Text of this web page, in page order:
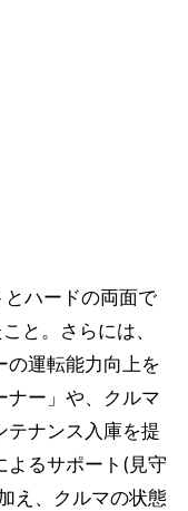
ハードの両面で
と。さらには、
の運転能力向上を
ナー」や、クルマ
テナンス入庫を提
よるサポート(見守
え、クルマの状態